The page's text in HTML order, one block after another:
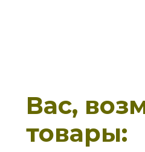
Вас,
товары: